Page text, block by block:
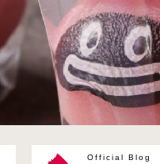
Official Blog